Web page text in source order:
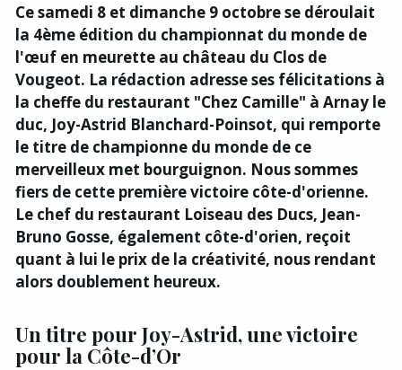
Ce samedi 8 et dimanche 9 octobre se déroulait
la 4ème édition du championnat du monde de
l'œuf en meurette au château du Clos de
Vougeot. La rédaction adresse ses félicitations à
la cheffe du restaurant "Chez Camille" à Arnay le
duc, Joy-Astrid Blanchard-Poinsot, qui remporte
le titre de championne du monde de ce
merveilleux met bourguignon. Nous sommes
fiers de cette première victoire côte-d'orienne.
Le chef du restaurant Loiseau des Ducs, Jean-
Bruno Gosse, également côte-d'orien, reçoit
quant à lui le prix de la créativité, nous rendant
alors doublement heureux.
Un titre pour Joy-Astrid, une victoire
pour la Côte-d’Or